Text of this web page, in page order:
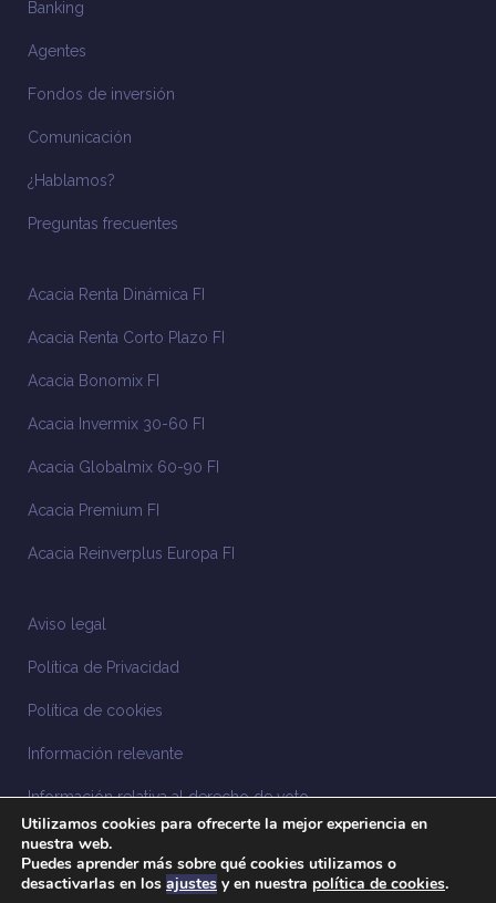
Banking
Agentes
Fondos de inversión
Comunicación
¿Hablamos?
Preguntas frecuentes
Acacia Renta Dinámica FI
Acacia Renta Corto Plazo FI
Acacia Bonomix FI
Acacia Invermix 30-60 FI
Acacia Globalmix 60-90 FI
Acacia Premium FI
Acacia Reinverplus Europa FI
Aviso legal
Política de Privacidad
Política de cookies
Información relevante
Información relativa al derecho de voto
Información relacionada con la sostenibilidad
Sistema Interno de Información
Utilizamos cookies para ofrecerte la mejor experiencia en
nuestra web.
Puedes aprender más sobre qué cookies utilizamos o
desactivarlas en los ajustes y en nuestra política de cookies.